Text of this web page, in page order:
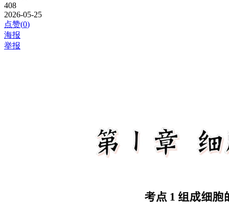
408
2026-05-25
点赞(0)
海报
举报